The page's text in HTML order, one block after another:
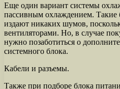
Еще один вариант системы
пассивным охлаждением. Такие
издают никаких шумов,
вентиляторами. Но, в случае
нужно позаботиться о
системного блока.
Кабели и разъемы.
Также при подборе блока